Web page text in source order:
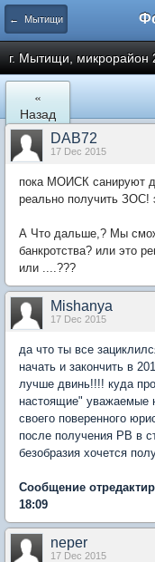
← Мытищи
г. Мытищи, микрорайон
«
Назад
DAB72
17 Dec 2015
пока МОИСК санируют
реально получить ЗОС!
А Что дальше,? Мы
банкротства? или это
или ....???
Mishanya
17 Dec 2015
да что ты все
начать и закончить в
лучше двинь!!!! куда
настоящие" уважаемые
своего поверенного
после получения РВ в
безобразия хочется
Сообщение
18:09
neper
17 Dec 2015